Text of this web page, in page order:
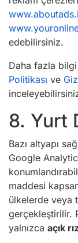
edebilirsiniz.
Daha fazla
Politikası ve
8. Yurt
Bazı altyapı
Google
maddesi
ülkelerde veya
gerçekleştirilir.
yalnızca açık